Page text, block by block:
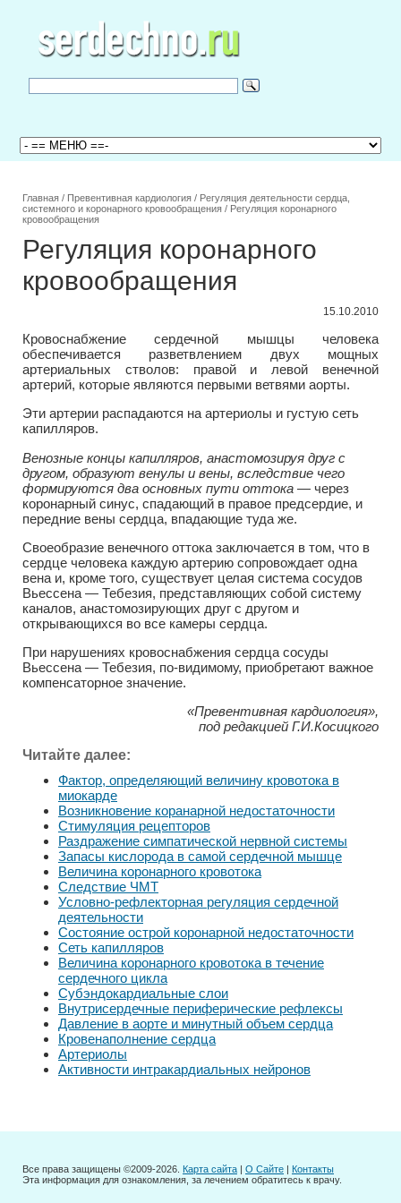
Главная / Превентивная кардиология / Регуляция деятельности сердца,
системного и коронарного кровообращения / Регуляция коронарного
кровообращения
Регуляция коронарного
кровообращения
15.10.2010
Кровоснабжение сердечной мышцы человека
обеспечивается разветвлением двух мощных
артериальных стволов: правой и левой венечной
артерий, которые являются первыми ветвями аорты.
Эти артерии распадаются на артериолы и густую сеть
капилляров.
Венозные концы капилляров, анастомозируя друг с
другом, образуют венулы и вены, вследствие чего
формируются два основных пути оттока — через
коронарный синус, спадающий в правое предсердие, и
передние вены сердца, впадающие туда же.
Своеобразие венечного оттока заключается в том, что в
сердце человека каждую артерию сопровождает одна
вена и, кроме того, существует целая система сосудов
Вьессена — Тебезия, представляющих собой систему
каналов, анастомозирующих друг с другом и
открывающихся во все камеры сердца.
При нарушениях кровоснабжения сердца сосуды
Вьессена — Тебезия, по-видимому, приобретают важное
компенсаторное значение.
«Превентивная кардиология»,
под редакцией Г.И.Косицкого
Читайте далее:
Фактор, определяющий величину кровотока в
миокарде
Возникновение коранарной недостаточности
Стимуляция рецепторов
Раздражение симпатической нервной системы
Запасы кислорода в самой сердечной мышце
Величина коронарного кровотока
Следствие ЧМТ
Условно-рефлекторная регуляция сердечной
деятельности
Состояние острой коронарной недостаточности
Сеть капилляров
Величина коронарного кровотока в течение
сердечного цикла
Субэндокардиальные слои
Внутрисердечные периферические рефлексы
Давление в аорте и минутный объем сердца
Кровенаполнение сердца
Артериолы
Активности интракардиальных нейронов
Все права защищены ©2009-2026. Карта сайта | О Сайте | Контакты
Эта информация для ознакомления, за лечением обратитесь к врачу.